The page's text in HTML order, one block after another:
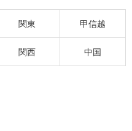
関東 甲信越
関西 中国